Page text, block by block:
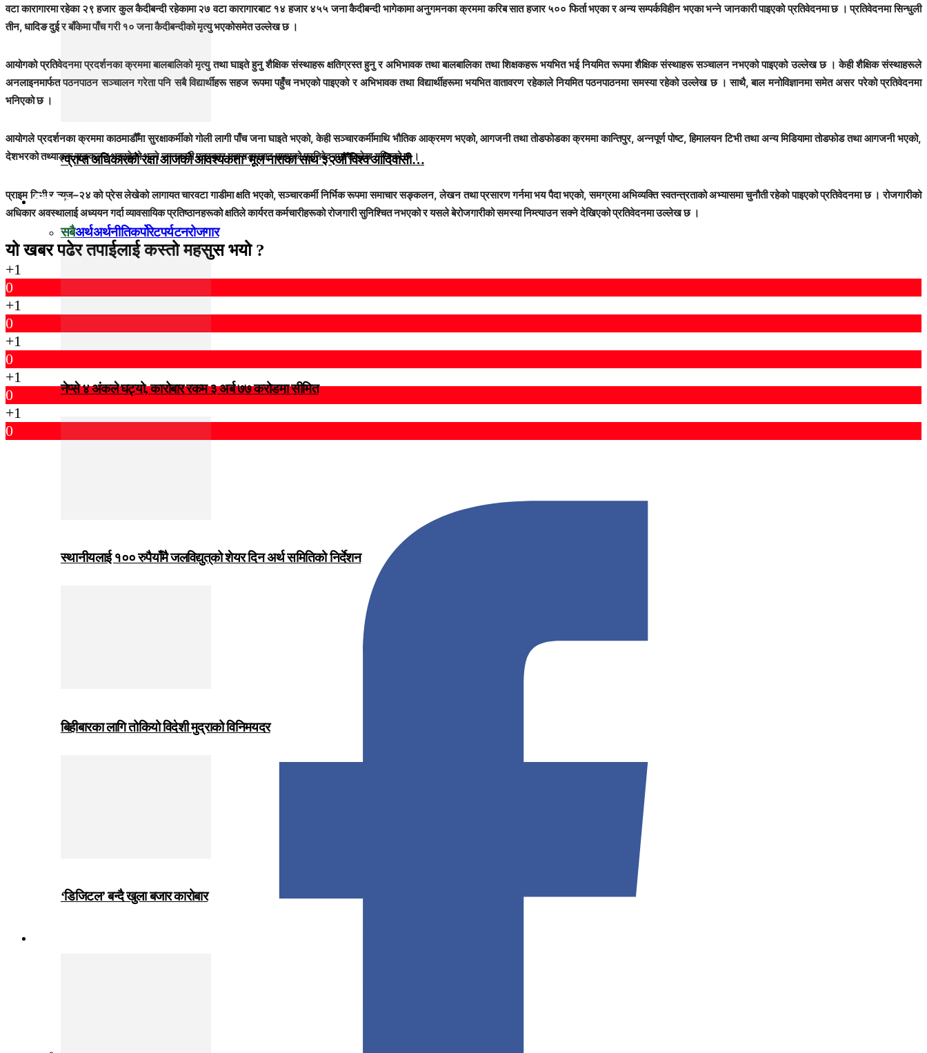
‘प्राप्त अधिकारको रक्षा आजको आवश्यकता’ मूल नाराका साथ ३२औँ विश्व आदिवासी…
विजनेस
सबैअर्थअर्थनीतिकर्पोरेटपर्यटनरोजगार
नेप्से ४ अंकले घट्यो, कारोबार रकम ३ अर्ब ७७ करोडमा सीमित
स्थानीयलाई १०० रुपैयाँमै जलविद्युत्‌को शेयर दिन अर्थ समितिको निर्देशन
बिहीबारका लागि तोकियो विदेशी मुद्राको विनिमयदर
‘डिजिटल’ बन्दै खुला बजार कारोबार
वटा कारागारमा रहेका २९ हजार कुल कैदीबन्दी रहेकामा २७ वटा कारागारबाट १४ हजार ४५५ जना कैदीबन्दी भागेकामा अनुगमनका क्रममा करिब सात हजार ५०० फिर्ता भएका र अन्य सम्पर्कविहीन भएका भन्ने जानकारी पाइएको प्रतिवेदनमा छ । प्रतिवेदनमा सिन्धुली
तीन, धादिङ दुई र बाँकेमा पाँच गरी १० जना कैदीबन्दीको मृत्यु भएकोसमेत उल्लेख छ ।
आयोगको प्रतिवेदनमा प्रदर्शनका क्रममा बालबालिको मृत्यु तथा घाइते हुनु शैक्षिक संस्थाहरू क्षतिग्रस्त हुनु र अभिभावक तथा बालबालिका तथा शिक्षकहरू भयभित भई नियमित रूपमा शैक्षिक संस्थाहरू सञ्चालन नभएको पाइएको उल्लेख छ । केही शैक्षिक संस्थाहरूले
अनलाइनमार्फत पठनपाठन सञ्चालन गरेता पनि सबै विद्यार्थीहरू सहज रूपमा पहुँच नभएको पाइएको र अभिभावक तथा विद्यार्थीहरूमा भयभित वातावरण रहेकाले नियमित पठनपाठनमा समस्या रहेको उल्लेख छ । साथै, बाल मनोविज्ञानमा समेत असर परेको प्रतिवेदनमा
भनिएको छ ।
आयोगले प्रदर्शनका क्रममा काठमाडौँमा सुरक्षाकर्मीको गोली लागी पाँच जना घाइते भएको, केही सञ्चारकर्मीमाथि भौतिक आक्रमण भएको, आगजनी तथा तोडफोडका क्रममा कान्तिपुर, अन्नपूर्ण पोष्ट, हिमालयन टिभी तथा अन्य मिडियामा तोडफोड तथा आगजनी भएको,
देशभरको तथ्याङ्क सङ्कलन भइरहेको भन्ने जानकारी पत्रकार महासङ्घबाट पाइएको प्रतिवेदनमा उल्लेख गरिएको छ ।
प्राइम टिभी र न्यूज–२४ को प्रेस लेखेको लागायत चारवटा गाडीमा क्षति भएको, सञ्चारकर्मी निर्भिक रूपमा समाचार सङ्कलन, लेखन तथा प्रसारण गर्नमा भय पैदा भएको, समग्रमा अभिव्यक्ति स्वतन्त्रताको अभ्यासमा चुनौती रहेको पाइएको प्रतिवेदनमा छ । रोजगारीको
अधिकार अवस्थालाई अध्ययन गर्दा व्यावसायिक प्रतिष्ठानहरूको क्षतिले कार्यरत कर्मचारीहरूको रोजगारी सुनिश्चित नभएको र यसले बेरोजगारीको समस्या निम्त्याउन सक्ने देखिएको प्रतिवेदनमा उल्लेख छ ।
यो खबर पढेर तपाईलाई कस्तो महसुस भयो ?
+1
0
+1
0
+1
0
+1
0
+1
0